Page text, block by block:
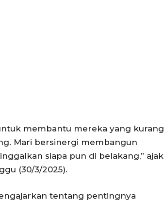
membantu mereka yang kurang
Mari bersinergi membangun
siapa pun di belakang,” ajak
(30/3/2025).
tentang pentingnya